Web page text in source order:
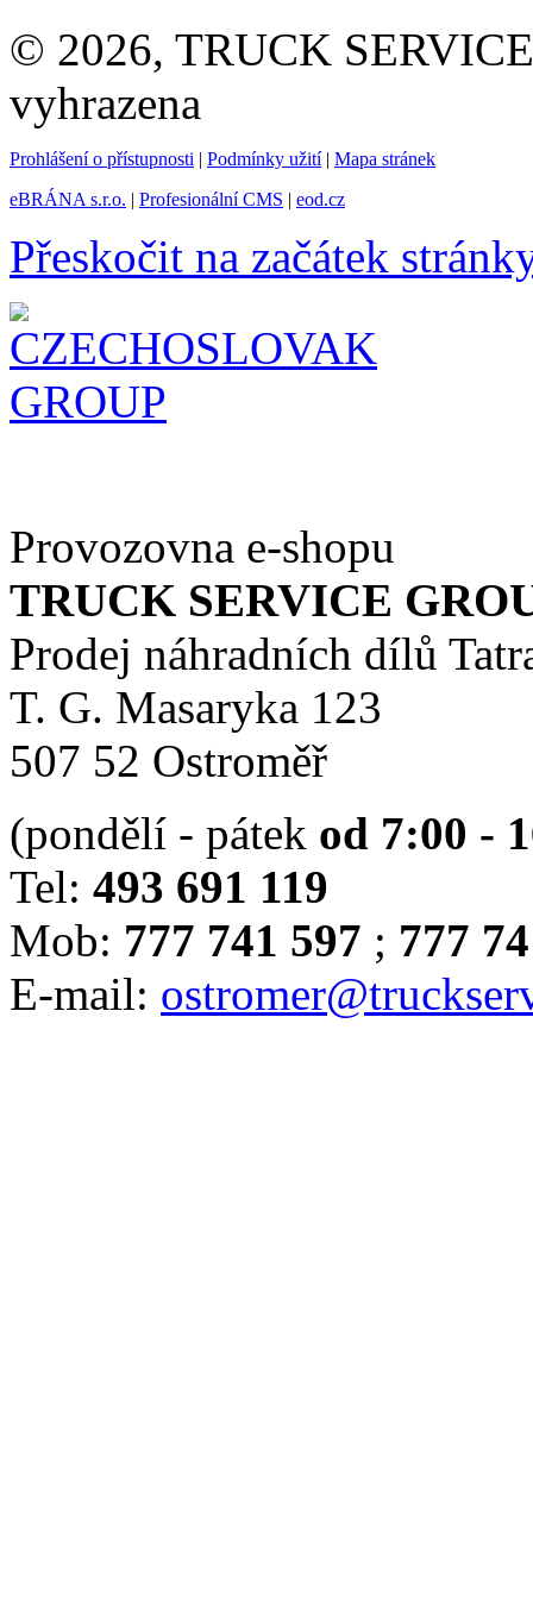
© 2026, TRUCK
vyhrazena
Prohlášení o přístupnosti | Podmínky užití| Mapa stránek
eBRÁNA s.r.o. | Profesionální CMS | eod.cz
Přeskočit na začátek
Provozovna e-shopu
TRUCK SERVICE
Prodej náhradních dílů
T. G. Masaryka 123
507 52 Ostroměř
(pondělí - pátek od 7:00 -
Tel: 493 691 119
Mob: 777 741 597 ; 777
E-mail: